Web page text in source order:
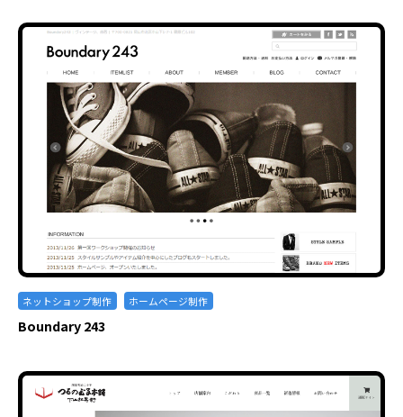
ネットショップ制作 ホームページ制作
Boundary 243